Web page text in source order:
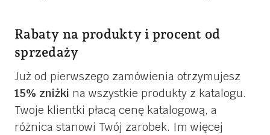
Rabaty na produkty i procent od
sprzedaży
Już od pierwszego zamówienia otrzymujesz
15% zniżki na wszystkie produkty z katalogu.
Twoje klientki płacą cenę katalogową, a
różnica stanowi Twój zarobek. Im więcej